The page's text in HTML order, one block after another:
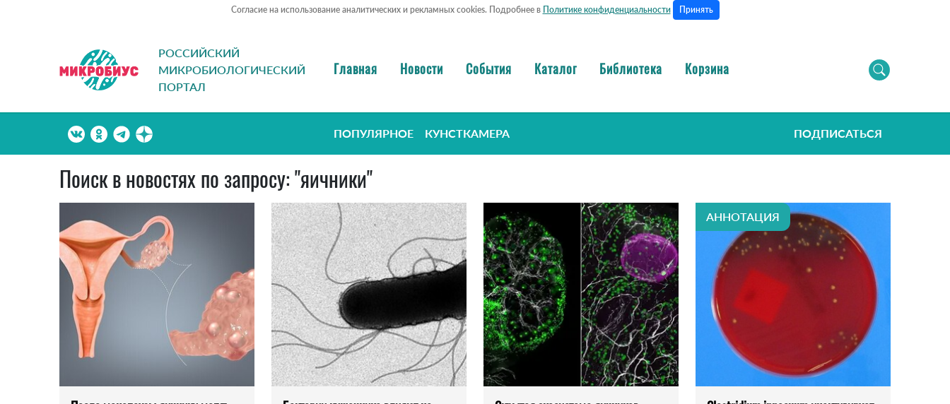
Согласие на использование аналитических и рекламных cookies. Подробнее в Политике конфиденциальности Принять
РОССИЙСКИЙ
МИКРОБИОЛОГИЧЕСКИЙ
ПОРТАЛ
Главная Новости События Каталог Библиотека Корзина
ПОПУЛЯРНОЕ КУНСТКАМЕРА ПОДПИСАТЬСЯ
Поиск в новостях по запросу: "яичники"
АННОТАЦИЯ